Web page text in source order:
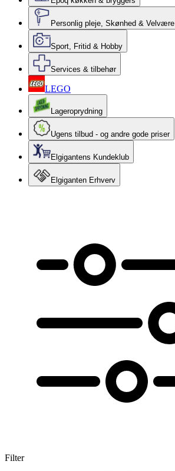
Personlig pleje, Skønhed & Velvære
Sport, Fritid & Hobby
Services & tilbehør
LEGO
Lageroprydning
Ugens tilbud - og andre gode priser
Elgigantens Kundeklub
Elgiganten Erhverv
Filter